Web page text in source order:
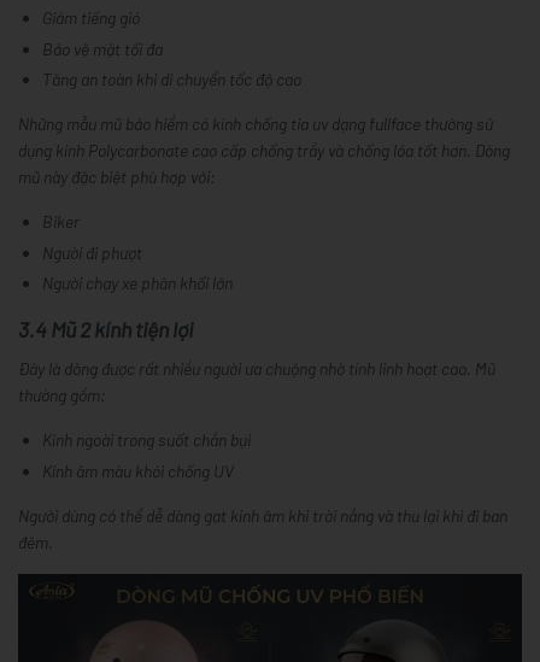
Giảm tiếng gió
Bảo vệ mặt tối đa
Tăng an toàn khi di chuyển tốc độ cao
Những mẫu mũ bảo hiểm có kính chống tia uv dạng fullface thường sử
dụng kính Polycarbonate cao cấp chống trầy và chống lóa tốt hơn. Dòng
mũ này đặc biệt phù hợp với:
Biker
Người đi phượt
Người chạy xe phân khối lớn
3.4 Mũ 2 kính tiện lợi
Đây là dòng được rất nhiều người ưa chuộng nhờ tính linh hoạt cao. Mũ
thường gồm:
Kính ngoài trong suốt chắn bụi
Kính âm màu khói chống UV
Người dùng có thể dễ dàng gạt kính âm khi trời nắng và thu lại khi đi ban
đêm.